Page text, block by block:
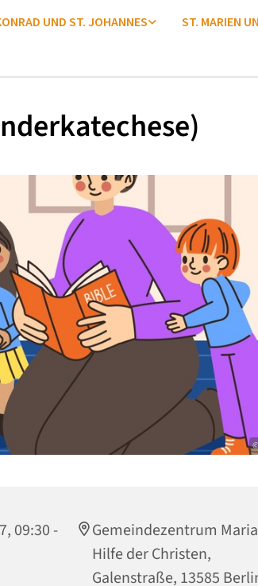
UND ST. JOHANNES ST. MARIEN
09:30 -
Gemeindezentrum
Hilfe der Christen,
Galenstraße, 13585